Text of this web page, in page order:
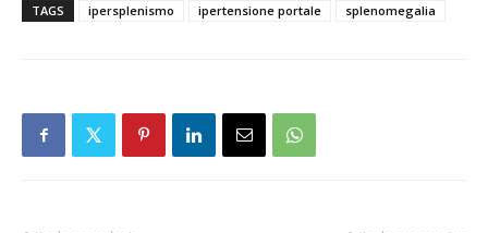
TAGS ipersplenismo ipertensione portale splenomegalia